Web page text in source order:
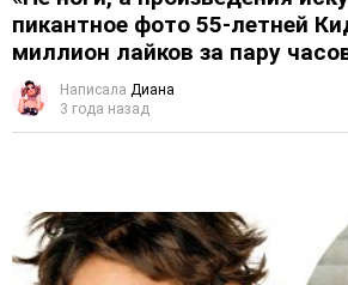
пикантное фото 55-летней
миллион лайков за пару
Написала Диана
3 года назад